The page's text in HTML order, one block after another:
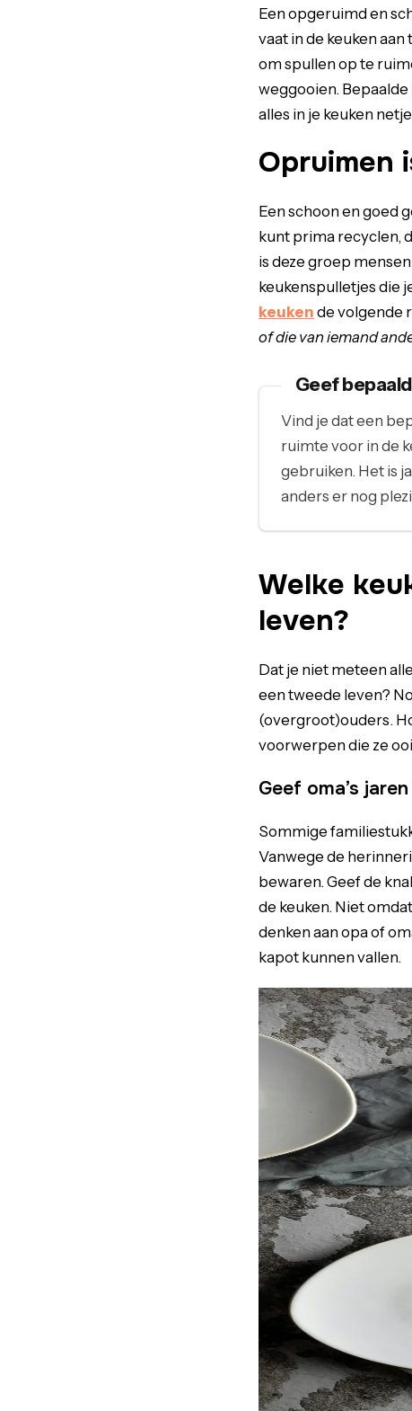
Een opgeruimd en
vaat in de keuken
om spullen op te
weggooien.
alles in je keuken
Opruimen
Een schoon en goed
kunt prima recyclen,
is deze groep
keukenspulletjes die
keuken de volgende
of die van iemand
Geef
Vind je dat een
ruimte voor in de
gebruiken. Het is
anders er nog
Welke
leven?
Dat je niet meteen
een tweede leven?
(overgroot)ouders.
voorwerpen die ze
Geef oma’s
Sommige
Vanwege de
bewaren. Geef de
de keuken. Niet
denken aan opa of
kapot kunnen vallen.